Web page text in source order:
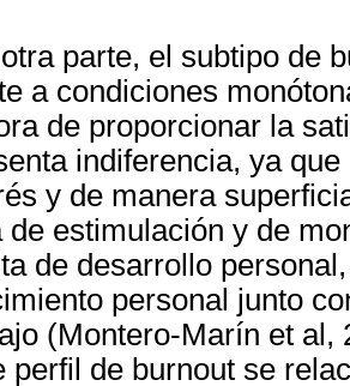
parte, el subtipo de
a condiciones
de proporcionar la
indiferencia, ya
y de manera
de estimulación y de
de desarrollo
personal junto
(Montero-Marín et al,
perfil de burnout se